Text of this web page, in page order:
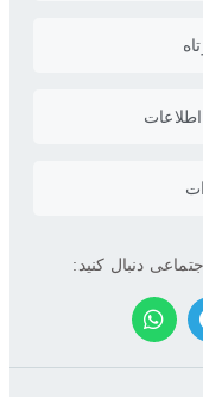
دنبال کنید: